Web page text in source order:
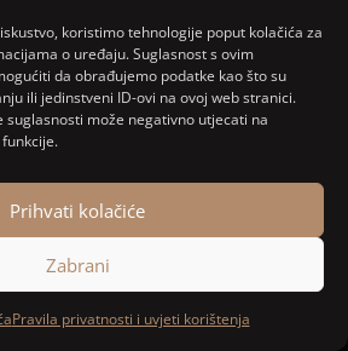
koristimo tehnologije poput kolačića za
o uređaju. Suglasnost s ovim
da obrađujemo podatke kao što su
ili jedinstveni ID-ovi na ovoj web stranici.
suglasnosti može negativno utjecati na
Prihvati kolačiće
Zabrani
Pravila privatnosti i uvjeti korištenja
prikaz.
developed by